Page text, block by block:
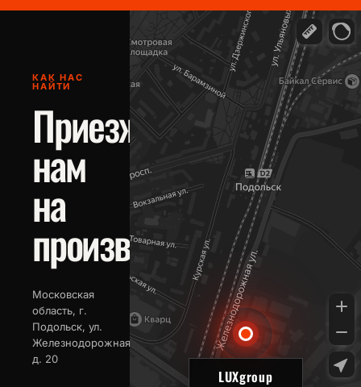
КАК НАС
НАЙТИ
Приезжайте к
нам
на
производство
Московская
область, г.
Подольск, ул.
Железнодорожная,
д. 20
LUXgroup